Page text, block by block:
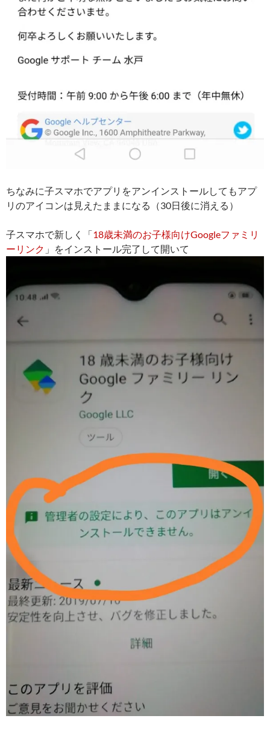
ちなみに子スマホでアプリをアンインストールしてもアプ
リのアイコンは見えたままになる（30日後に消える）
子スマホで新しく「18歳未満のお子様向けGoogleファミリ
ーリンク 」をインストール完了して開いて